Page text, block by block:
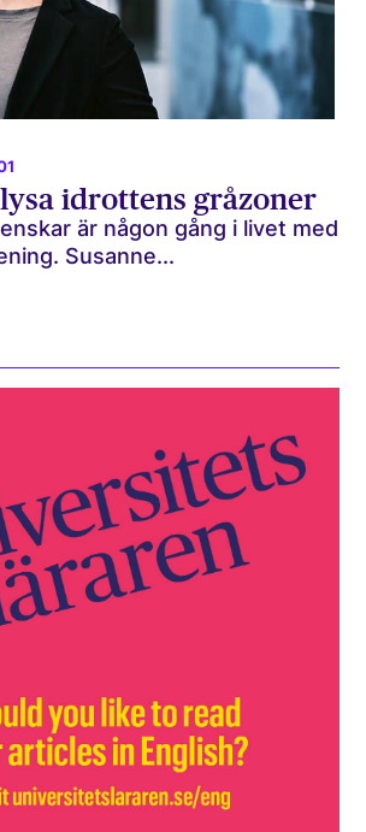
idrottens gråzoner
är någon gång i livet med
Susanne...